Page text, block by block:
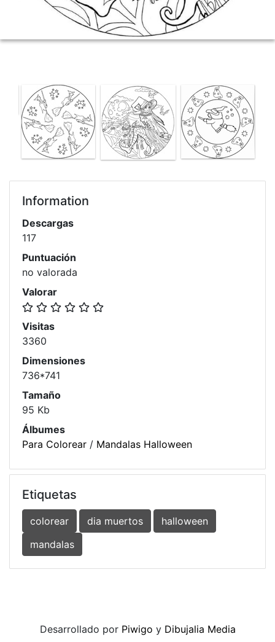
Information
Descargas
117
Puntuación
no valorada
Valorar
Visitas
3360
Dimensiones
736*741
Tamaño
95 Kb
Álbumes
Para Colorear / Mandalas Halloween
Etiquetas
colorear dia muertos
halloween
mandalas
Desarrollado por Piwigo y Dibujalia Media